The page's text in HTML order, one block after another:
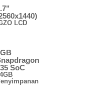
LCD
SoC